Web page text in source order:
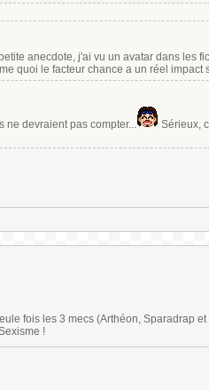
anecdote, j'ai vu un avatar dans les
quoi le facteur chance a un réel impact
ne devraient pas compter...
Sérieux,
fois les 3 mecs (Arthéon, Sparadrap
!